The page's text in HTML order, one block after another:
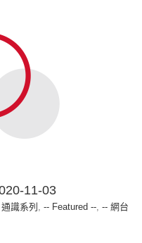
11-03
識系列 , -- Featured --, -- 網台